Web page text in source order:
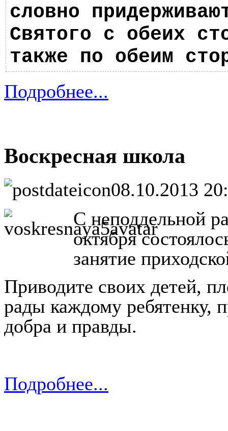
словно
Святого с обеих
также по обеим
Подробнее...
Воскресная школа
08.10.2013
С неподдельной
октября
занятие
Приводите своих детей,
рады каждому
добра и правды.
Подробнее...